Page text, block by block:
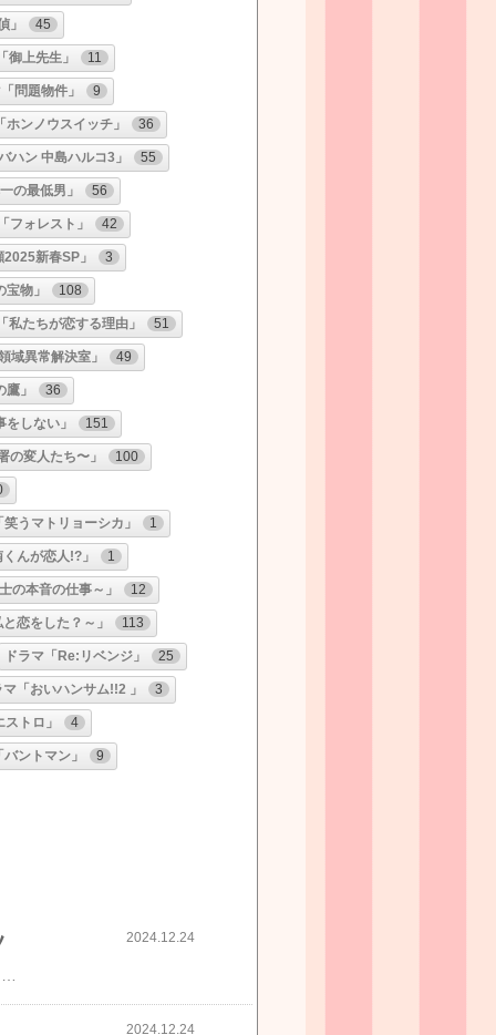
」 45
御上先生」 11
問題物件」 9
ホンノウスイッチ」 36
ハン 中島ハルコ3」 55
の最低男」 56
フォレスト」 42
新春SP」 3
宝物」 108
私たちが恋する理由」 51
域異常解決室」 49
鷹」 36
をしない」 151
の変人たち〜」 100
笑うマトリョーシカ」 1
くんが恋人!?」 1
の本音の仕事～」 12
恋をした？～」 113
ドラマ「Re:リベンジ」 25
マ「おいハンサム!!2 」 3
トロ」 4
バントマン」 9
2024.12.24
2024.12.24